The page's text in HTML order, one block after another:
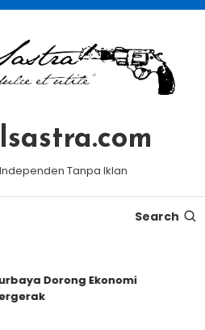
Tanpa Iklan
Search
Dorong Ekonomi